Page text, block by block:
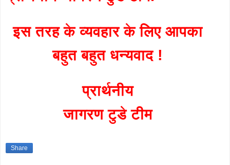
इस तरह के व्यवहार के लिए आपका
बहुत बहुत धन्यवाद !
प्रार्थनीय
जागरण टुडे टीम
Share